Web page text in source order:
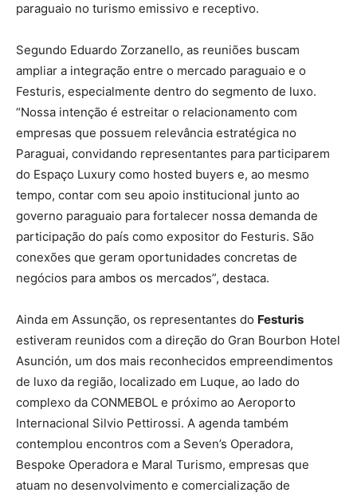
paraguaio no turismo emissivo e receptivo.
Segundo Eduardo Zorzanello, as reuniões buscam
ampliar a integração entre o mercado paraguaio e o
Festuris, especialmente dentro do segmento de luxo.
“Nossa intenção é estreitar o relacionamento com
empresas que possuem relevância estratégica no
Paraguai, convidando representantes para participarem
do Espaço Luxury como hosted buyers e, ao mesmo
tempo, contar com seu apoio institucional junto ao
governo paraguaio para fortalecer nossa demanda de
participação do país como expositor do Festuris. São
conexões que geram oportunidades concretas de
negócios para ambos os mercados”, destaca.
Ainda em Assunção, os representantes do Festuris
estiveram reunidos com a direção do Gran Bourbon Hotel
Asunción, um dos mais reconhecidos empreendimentos
de luxo da região, localizado em Luque, ao lado do
complexo da CONMEBOL e próximo ao Aeroporto
Internacional Silvio Pettirossi. A agenda também
contemplou encontros com a Seven’s Operadora,
Bespoke Operadora e Maral Turismo, empresas que
atuam no desenvolvimento e comercialização de